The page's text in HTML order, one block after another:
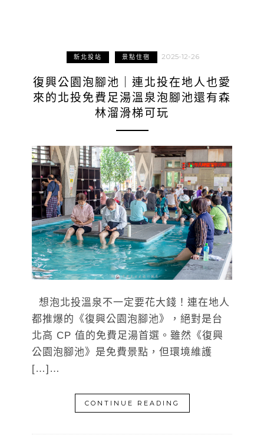
新北投站 景點住宿 2025-12-26
復興公園泡腳池｜連北投在地人也愛
來的北投免費足湯溫泉泡腳池還有森
林溜滑梯可玩
想泡北投溫泉不一定要花大錢！連在地人
都推爆的《復興公園泡腳池》，絕對是台
北高 CP 值的免費足湯首選。雖然《復興
公園泡腳池》是免費景點，但環境維護
[…]…
CONTINUE READING